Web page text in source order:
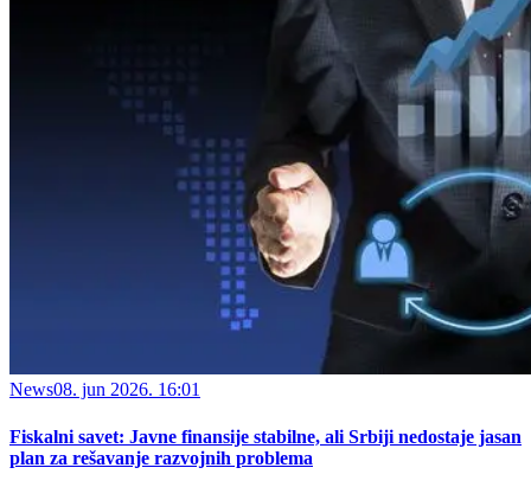
News08. jun 2026. 16:01
Fiskalni savet: Javne finansije stabilne, ali Srbiji nedostaje jasan
plan za rešavanje razvojnih problema